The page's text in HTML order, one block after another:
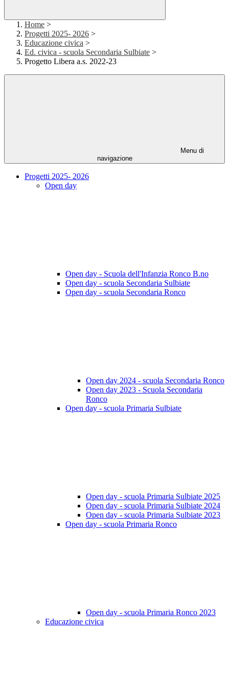
Home >
Progetti 2025- 2026 >
Educazione civica >
Ed. civica - scuola Secondaria Sulbiate >
Progetto Libera a.s. 2022-23
Menu di
navigazione
Progetti 2025- 2026
Open day
Open day - Scuola dell'Infanzia Ronco B.no
Open day - scuola Secondaria Sulbiate
Open day - scuola Secondaria Ronco
Open day 2024 - scuola Secondaria Ronco
Open day 2023 - Scuola Secondaria
Ronco
Open day - scuola Primaria Sulbiate
Open day - scuola Primaria Sulbiate 2025
Open day - scuola Primaria Sulbiate 2024
Open day - scuola Primaria Sulbiate 2023
Open day - scuola Primaria Ronco
Open day - scuola Primaria Ronco 2023
Educazione civica